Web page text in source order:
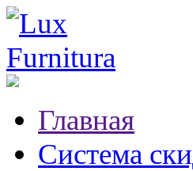
Главная
Система